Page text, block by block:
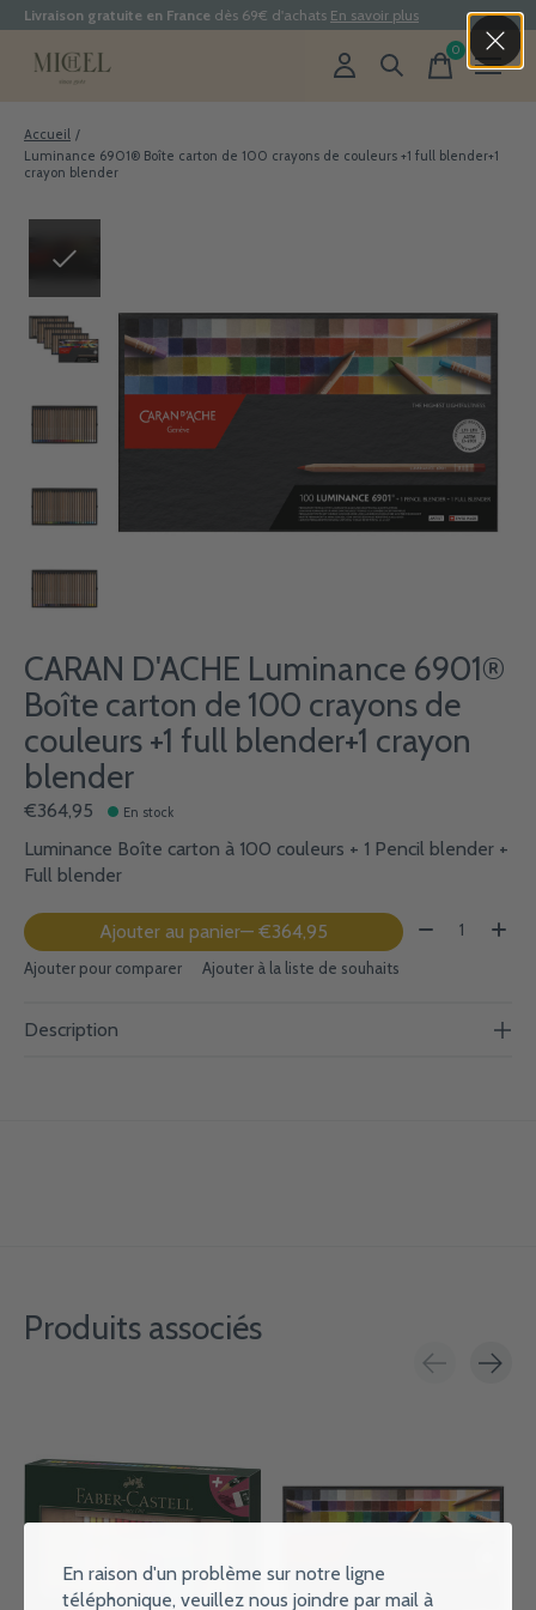
Livraison gratuite en France dès 69€ d'achats En savoir plus
0items
Accueil /
Luminance 6901® Boîte carton de 100 crayons de couleurs +1 full blender+1
crayon blender
CARAN D'ACHE Luminance 6901®
Boîte carton de 100 crayons de
couleurs +1 full blender+1 crayon
blender
€364,95 En stock
Luminance Boîte carton à 100 couleurs + 1 Pencil blender +
Full blender
Ajouter au panier — €364,95 Quantité:
Ajouter pour comparer Ajouter à la liste de souhaits
Description
Produits associés
En raison d'un problème sur notre ligne
téléphonique, veuillez nous joindre par mail à